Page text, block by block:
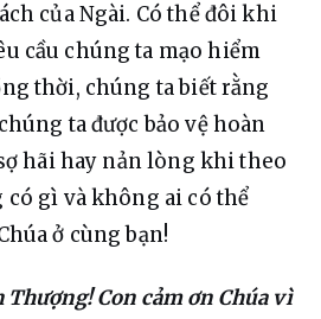
của Ngài. Có thể đôi khi
cầu chúng ta mạo hiểm
thời, chúng ta biết rằng
ta được bảo vệ hoàn
hãi hay nản lòng khi theo
có gì và không ai có thể
ở cùng bạn!
Con cảm ơn Chúa vì